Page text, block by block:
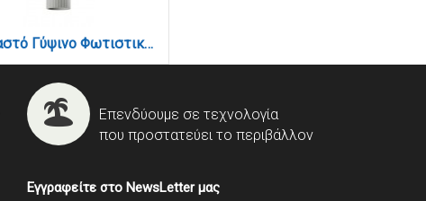
Κρεμαστό Γύψινο Φωτιστικό GU10, Γκρι, D: 29,5x7,7cm (4064-Gray)
Επενδύουμε σε τεχνολογία
που προστατεύει το περιβάλλον
Εγγραφείτε στο NewsLetter μας